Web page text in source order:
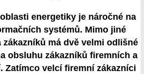
energetiky je náročné na
systémů. Mimo jiné
zákazníků má dvě velmi odlišné
obsluhu zákazníků firemních a
Zatímco velcí firemní zákazníci